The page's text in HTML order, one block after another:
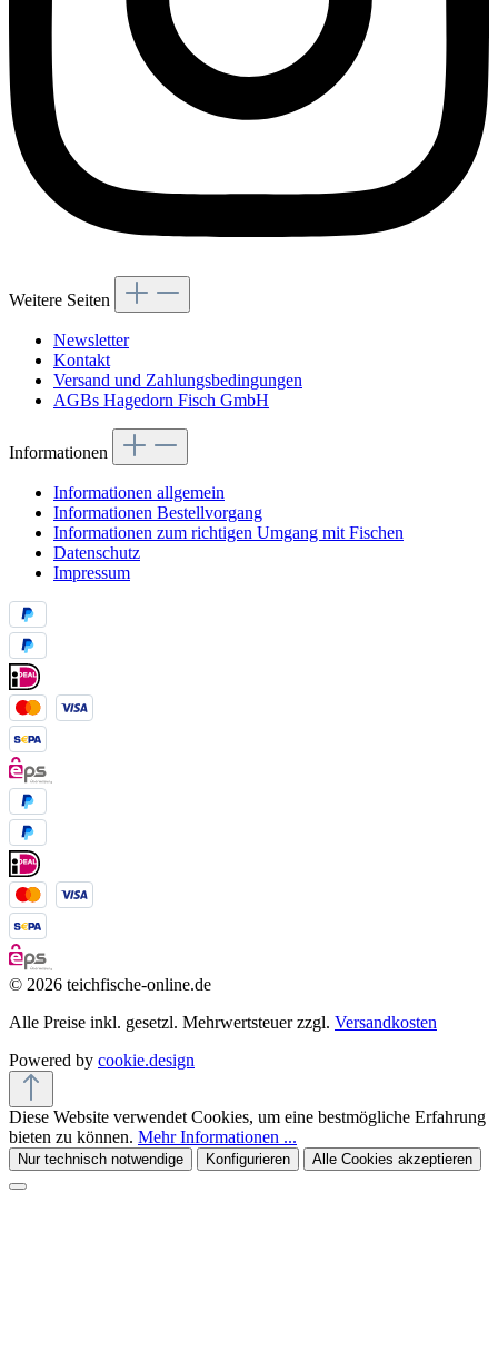
Weitere Seiten
Newsletter
Kontakt
Versand und Zahlungsbedingungen
AGBs Hagedorn Fisch GmbH
Informationen
Informationen allgemein
Informationen Bestellvorgang
Informationen zum richtigen Umgang mit Fischen
Datenschutz
Impressum
© 2026 teichfische-online.de
Alle Preise inkl. gesetzl. Mehrwertsteuer zzgl. Versandkosten
Powered by cookie.design
Diese Website verwendet Cookies, um eine bestmögliche Erfahrung
bieten zu können. Mehr Informationen ...
Nur technisch notwendige Konfigurieren Alle Cookies akzeptieren